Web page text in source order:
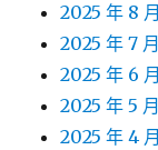
2025 年 8 月
2025 年 7 月
2025 年 6 月
2025 年 5 月
2025 年 4 月